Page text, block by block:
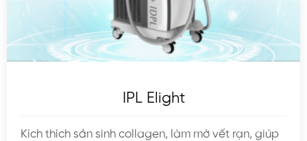
IPL Elight
Kích thích sản sinh collagen, làm mờ vết rạn, giúp